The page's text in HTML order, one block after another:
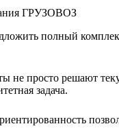
ГРУЗОВОЗ
полный
не просто решают
задача.